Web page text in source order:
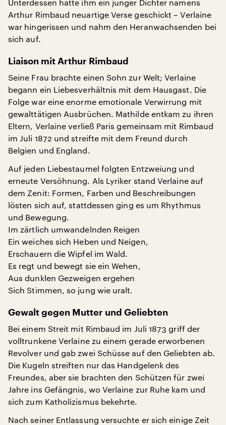
Unterdessen hatte ihm ein junger Dichter namens
Arthur Rimbaud neuartige Verse geschickt – Verlaine
war hingerissen und nahm den Heranwachsenden bei
sich auf.
Liaison mit Arthur Rimbaud
Seine Frau brachte einen Sohn zur Welt; Verlaine
begann ein Liebesverhältnis mit dem Hausgast. Die
Folge war eine enorme emotionale Verwirrung mit
gewalttätigen Ausbrüchen. Mathilde entkam zu ihren
Eltern, Verlaine verließ Paris gemeinsam mit Rimbaud
im Juli 1872 und streifte mit dem Freund durch
Belgien und England.
Auf jeden Liebestaumel folgten Entzweiung und
erneute Versöhnung. Als Lyriker stand Verlaine auf
dem Zenit: Formen, Farben und Beschreibungen
lösten sich auf, stattdessen ging es um Rhythmus
und Bewegung.
Im zärtlich umwandelnden Reigen
Ein weiches sich Heben und Neigen,
Erschauern die Wipfel im Wald.
Es regt und bewegt sie ein Wehen,
Aus dunklen Gezweigen ergehen
Sich Stimmen, so jung wie uralt.
Gewalt gegen Mutter und Geliebten
Bei einem Streit mit Rimbaud im Juli 1873 griff der
volltrunkene Verlaine zu einem gerade erworbenen
Revolver und gab zwei Schüsse auf den Geliebten ab.
Die Kugeln streiften nur das Handgelenk des
Freundes, aber sie brachten den Schützen für zwei
Jahre ins Gefängnis, wo Verlaine zur Ruhe kam und
sich zum Katholizismus bekehrte.
Nach seiner Entlassung versuchte er sich einige Zeit